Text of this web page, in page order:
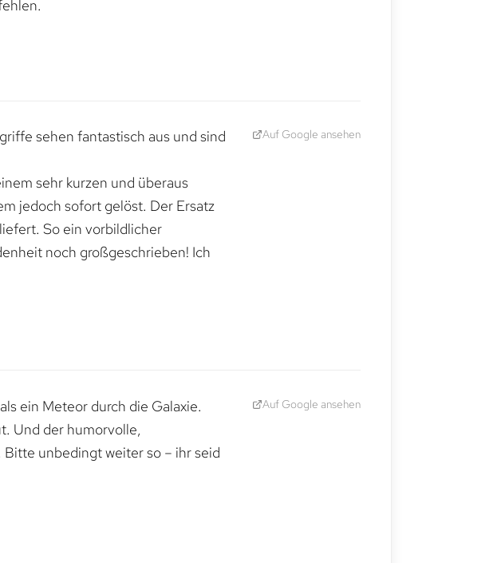
sehen fantastisch aus und sind
sehr kurzen und überaus
jedoch sofort gelöst. Der Ersatz
So ein vorbildlicher
noch großgeschrieben! Ich
Auf Google ansehen
ein Meteor durch die Galaxie.
Und der humorvolle,
unbedingt weiter so – ihr seid
Auf Google ansehen